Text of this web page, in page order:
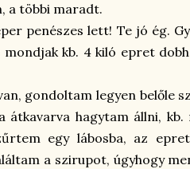
a többi maradt.
penészes lett! Te jó ég.
kb. 4 kiló epret
gondoltam legyen belőle
hagytam állni, kb.
egy lábosba, az
a szirupot, úgyhogy